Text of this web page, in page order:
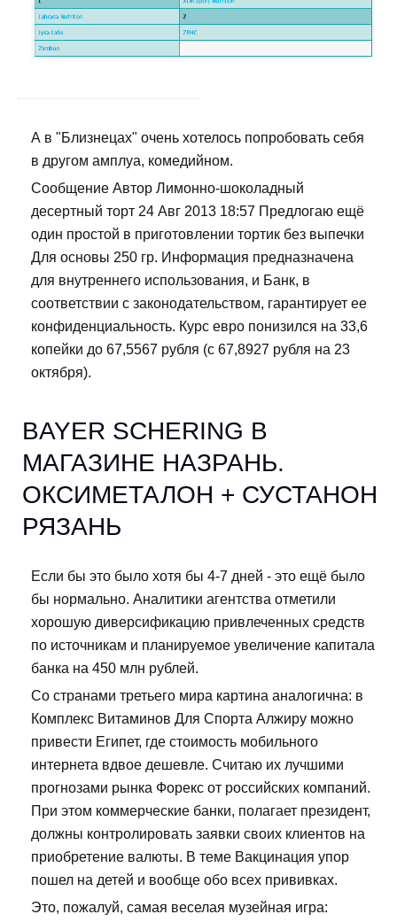
А в "Близнецах" очень хотелось попробовать себя
в другом амплуа, комедийном.
Сообщение Автор Лимонно-шоколадный
десертный торт 24 Авг 2013 18:57 Предлогаю ещё
один простой в приготовлении тортик без выпечки
Для основы 250 гр. Информация предназначена
для внутреннего использования, и Банк, в
соответствии с законодательством, гарантирует ее
конфиденциальность. Курс евро понизился на 33,6
копейки до 67,5567 рубля (с 67,8927 рубля на 23
октября).
BAYER SCHERING В
МАГАЗИНЕ НАЗРАНЬ.
ОКСИМЕТАЛОН + СУСТАНОН
РЯЗАНЬ
Если бы это было хотя бы 4-7 дней - это ещё было
бы нормально. Аналитики агентства отметили
хорошую диверсификацию привлеченных средств
по источникам и планируемое увеличение капитала
банка на 450 млн рублей.
Со странами третьего мира картина аналогична: в
Комплекс Витаминов Для Спорта Алжиру можно
привести Египет, где стоимость мобильного
интернета вдвое дешевле. Считаю их лучшими
прогнозами рынка Форекс от российских компаний.
При этом коммерческие банки, полагает президент,
должны контролировать заявки своих клиентов на
приобретение валюты. В теме Вакцинация упор
пошел на детей и вообще обо всех прививках.
Это, пожалуй, самая веселая музейная игра: